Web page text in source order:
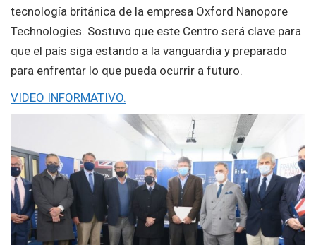
tecnología británica de la empresa Oxford Nanopore
Technologies. Sostuvo que este Centro será clave para
que el país siga estando a la vanguardia y preparado
para enfrentar lo que pueda ocurrir a futuro.
VIDEO INFORMATIVO.